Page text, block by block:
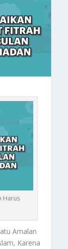
Harus
Amalan
Karena